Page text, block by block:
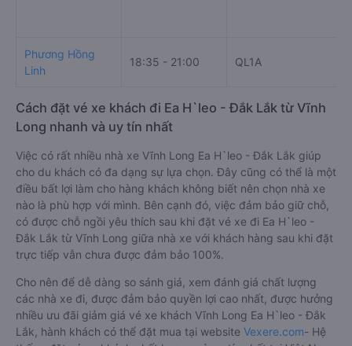
Phương Hồng
Linh
18:35 - 21:00 QL1A
Cách đặt vé xe khách đi Ea H`leo - Đắk Lắk từ Vĩnh
Long nhanh và uy tín nhất
Việc có rất nhiều nhà xe Vĩnh Long Ea H`leo - Đắk Lắk giúp
cho du khách có đa dạng sự lựa chọn. Đây cũng có thể là một
điều bất lợi làm cho hàng khách không biết nên chọn nhà xe
nào là phù hợp với mình. Bên cạnh đó, việc đảm bảo giữ chỗ,
có được chỗ ngồi yêu thích sau khi đặt vé xe đi Ea H`leo -
Đắk Lắk từ Vĩnh Long giữa nhà xe với khách hàng sau khi đặt
trực tiếp vẫn chưa được đảm bảo 100%.
Cho nên để dễ dàng so sánh giá, xem đánh giá chất lượng
các nhà xe đi, được đảm bảo quyền lợi cao nhất, được hưởng
nhiều ưu đãi giảm giá vé xe khách Vĩnh Long Ea H`leo - Đắk
Lắk, hành khách có thể đặt mua tại website Vexere.com- Hệ